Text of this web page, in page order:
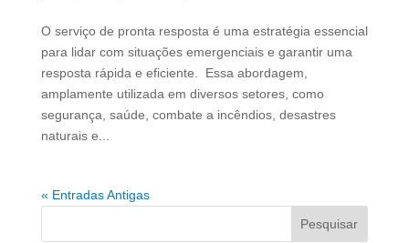
O serviço de pronta resposta é uma estratégia essencial
para lidar com situações emergenciais e garantir uma
resposta rápida e eficiente. Essa abordagem,
amplamente utilizada em diversos setores, como
segurança, saúde, combate a incêndios, desastres
naturais e...
« Entradas Antigas